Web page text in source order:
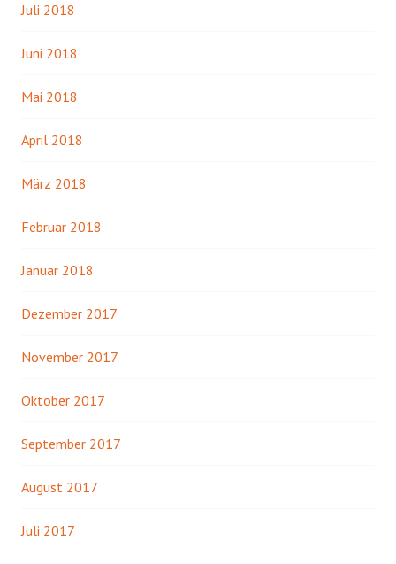
Juli 2018
Juni 2018
Mai 2018
April 2018
März 2018
Februar 2018
Januar 2018
Dezember 2017
November 2017
Oktober 2017
September 2017
August 2017
Juli 2017